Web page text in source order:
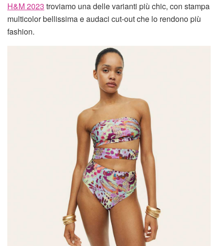
H&M 2023 troviamo una delle varianti più chic, con stampa
multicolor bellissima e audaci cut-out che lo rendono più
fashion.